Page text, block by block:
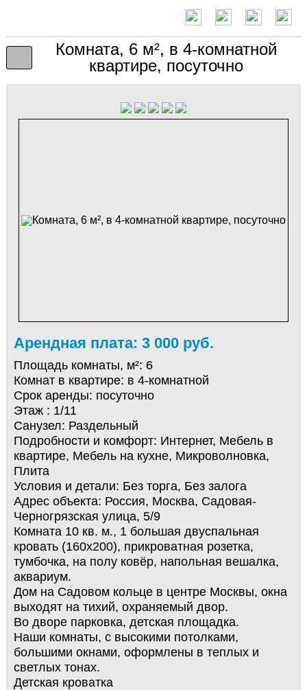
Комната, 6 м², в 4-комнатной
квартире, посуточно
Арендная плата: 3 000 руб.
Площадь комнаты, м²: 6
Комнат в квартире: в 4-комнатной
Срок аренды: посуточно
Этаж : 1/11
Санузел: Раздельный
Подробности и комфорт: Интернет, Мебель в
квартире, Мебель на кухне, Микроволновка,
Плита
Условия и детали: Без торга, Без залога
Адрес объекта: Россия, Москва, Садовая-
Черногрязская улица, 5/9
Комната 10 кв. м., 1 большая двуспальная
кровать (160х200), прикроватная розетка,
тумбочка, на полу ковёр, напольная вешалка,
аквариум.
Дом на Садовом кольце в центре Москвы, окна
выходят на тихий, охраняемый двор.
Во дворе парковка, детская площадка.
Наши комнаты, с высокими потолками,
большими окнами, оформлены в теплых и
светлых тонах.
Детская кроватка